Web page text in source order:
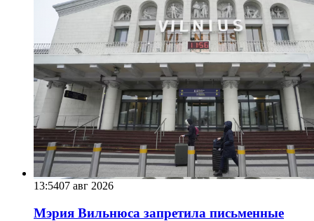
13:5407 авг 2026
Мэрия Вильнюса запретила письменные